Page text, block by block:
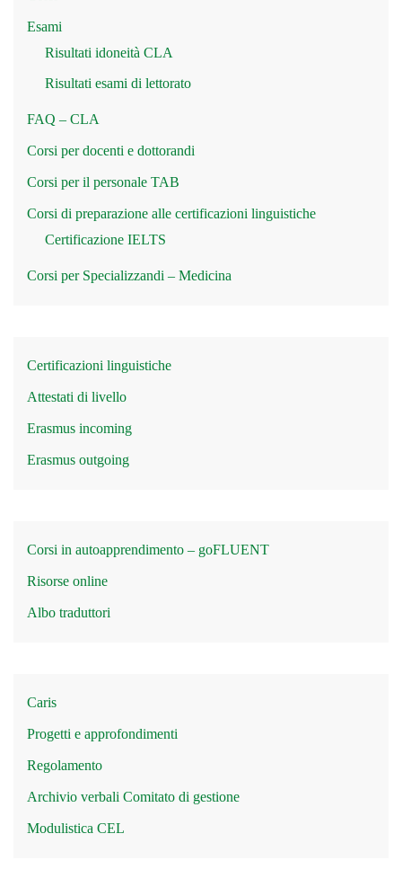
Esami
Risultati idoneità CLA
Risultati esami di lettorato
FAQ – CLA
Corsi per docenti e dottorandi
Corsi per il personale TAB
Corsi di preparazione alle certificazioni linguistiche
Certificazione IELTS
Corsi per Specializzandi – Medicina
Certificazioni linguistiche
Attestati di livello
Erasmus incoming
Erasmus outgoing
Corsi in autoapprendimento – goFLUENT
Risorse online
Albo traduttori
Caris
Progetti e approfondimenti
Regolamento
Archivio verbali Comitato di gestione
Modulistica CEL